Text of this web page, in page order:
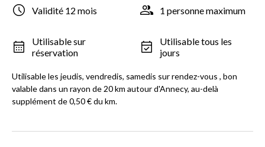
Validité 12 mois 1 personne maximum
Utilisable sur
réservation
Utilisable tous les
jours
Utilisable les jeudis, vendredis, samedis sur rendez-vous , bon
valable dans un rayon de 20 km autour d'Annecy, au-delà
supplément de 0,50 € du km.